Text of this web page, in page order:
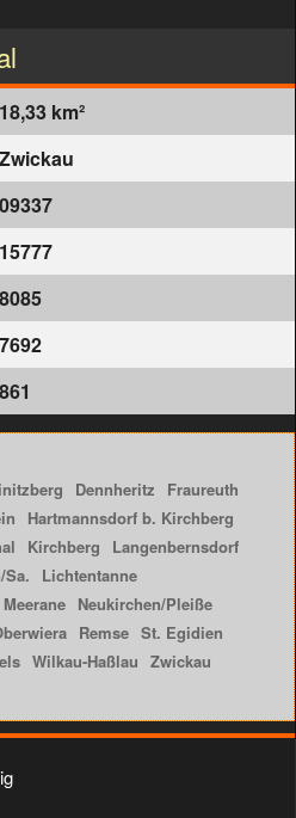
18,33 km²
Zwickau
09337
15777
8085
7692
861
Dennheritz
Fraureuth
Hartmannsdorf b. Kirchberg
Kirchberg
Langenbernsdorf
Sa.
Lichtentanne
Meerane Neukirchen/Pleiße
Remse St. Egidien
Wilkau-Haßlau Zwickau